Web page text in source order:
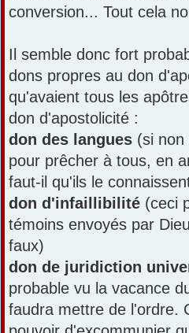
conversion... Tout cela
Il semble donc fort
dons propres au don
qu'avaient tous les
don d'apostolicité :
don des langues (si
pour prêcher à tous, en
faut-il qu'ils le
don d'infaillibilité (ceci
témoins envoyés par
faux)
don de juridiction
probable vu la vacance
faudra mettre de l'ordre.